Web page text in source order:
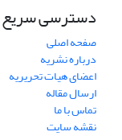
دسترسی سریع
صفحه اصلی
درباره نشریه
اعضای هیات تحریریه
ارسال مقاله
تماس با ما
نقشه سایت